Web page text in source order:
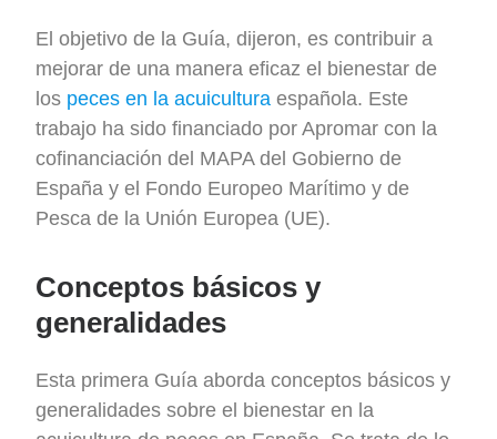
El objetivo de la Guía, dijeron, es contribuir a
mejorar de una manera eficaz el bienestar de
los peces en la acuicultura española. Este
trabajo ha sido financiado por Apromar con la
cofinanciación del MAPA del Gobierno de
España y el Fondo Europeo Marítimo y de
Pesca de la Unión Europea (UE).
Conceptos básicos y
generalidades
Esta primera Guía aborda conceptos básicos y
generalidades sobre el bienestar en la